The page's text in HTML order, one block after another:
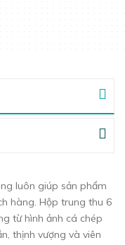
luôn giúp sản phẩm
hàng. Hộp trung thu 6
từ hình ảnh cá chép
thịnh vượng và viên